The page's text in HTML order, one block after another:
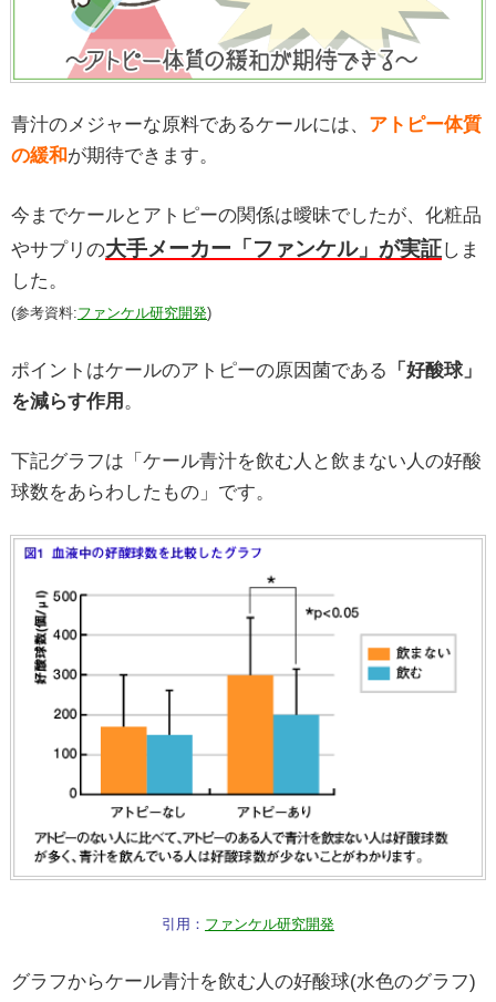
青汁のメジャーな原料であるケールには、 アトピー体質
の緩和が期待できます。
今までケールとアトピーの関係は曖昧でしたが、化粧品
やサプリの大手メーカー「ファンケル」が実証しま
した。
(参考資料:ファンケル研究開発)
ポイントはケールのアトピーの原因菌である
「好酸球」
を減らす作用 。
下記グラフは「ケール青汁を飲む人と飲まない人の好酸
球数をあらわしたもの」です。
引用： ファンケル研究開発
グラフからケール青汁を飲む人の好酸球(水色のグラフ)